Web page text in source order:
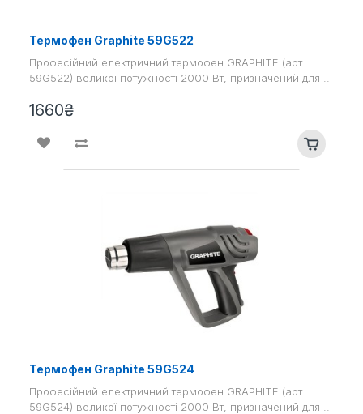
Термофен Graphite 59G522
Професійний електричний термофен GRAPHITE (арт.
59G522) великої потужності 2000 Вт, призначений для ..
1660₴
Термофен Graphite 59G524
Професійний електричний термофен GRAPHITE (арт.
59G524) великої потужності 2000 Вт, призначений для ..